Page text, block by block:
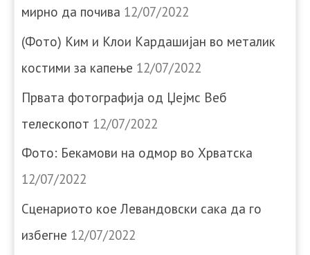
мирно да почива 12/07/2022
(Фото) Ким и Клои Кардашијан во металик
костими за капење 12/07/2022
Првата фотографија од Џејмс Веб
телескопот 12/07/2022
Фото: Бекамови на одмор во Хрватска
12/07/2022
Сценариото кое Левандовски сака да го
избегне 12/07/2022